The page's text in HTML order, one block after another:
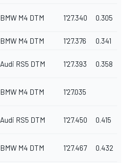
BMW M4 DTM 1'27.340 0.305
BMW M4 DTM 1'27.376 0.341
Audi RS5 DTM 1'27.393 0.358
BMW M4 DTM 1'27.035
Audi RS5 DTM 1'27.450 0.415
BMW M4 DTM 1'27.467 0.432